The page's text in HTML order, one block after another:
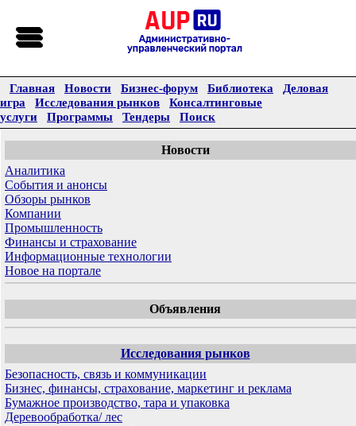
Главная Новости Бизнес-форум Библиотека
Деловая
игра
Исследования рынков
Консалтинговые
услуги
Программы Тендеры Поиск
Новости
Аналитика
События и анонсы
Обзоры рынков
Компании
Промышленность
Финансы и страхование
Информационные технологии
Новое на портале
Объявления
Исследования рынков
Безопасность, связь и коммуникации
Бизнес, финансы, страхование, маркетинг и реклама
Бумажное производство, тара и упаковка
Деревообработка/ лес